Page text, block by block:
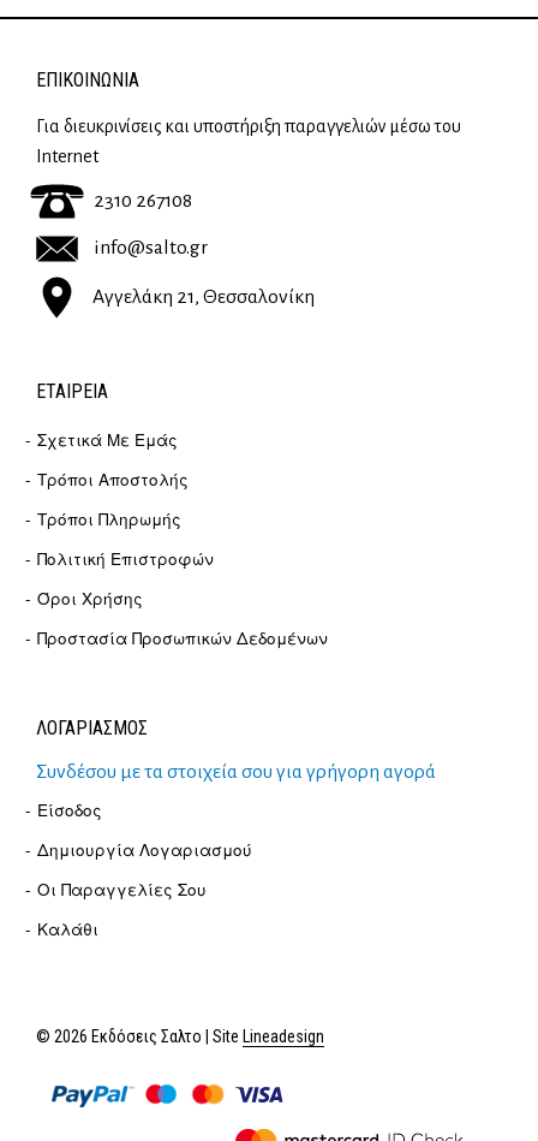
ΕΠΙΚΟΙΝΩΝΊΑ
Για διευκρινίσεις και υποστήριξη παραγγελιών μέσω του
Internet
2310 267108
info@salto.gr
Αγγελάκη 21, Θεσσαλονίκη
ΕΤΑΙΡΕΊΑ
Σχετικά Με Εμάς
Τρόποι Αποστολής
Τρόποι Πληρωμής
Πολιτική Επιστροφών
Όροι Χρήσης
Προστασία Προσωπικών Δεδομένων
ΛΟΓΑΡΙΑΣΜΟΣ
Συνδέσου με τα στοιχεία σου για γρήγορη αγορά
Είσοδος
Δημιουργία Λογαριασμού
Οι Παραγγελίες Σου
Καλάθι
© 2026 Εκδόσεις Σαλτο | Site Lineadesign